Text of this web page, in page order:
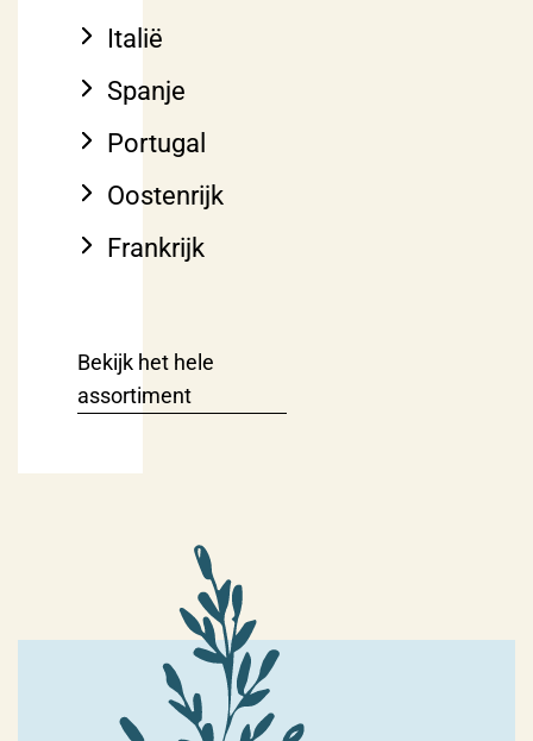
Italië
Spanje
Portugal
Oostenrijk
Frankrijk
Bekijk het hele
assortiment